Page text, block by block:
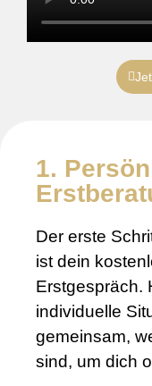
1.
Der erste
ist dein
Erstgespräch.
individuelle
gemeinsam,
sind, um dich